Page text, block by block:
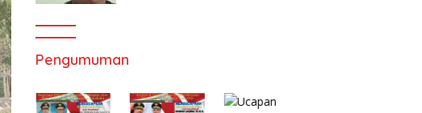
Pengumuman